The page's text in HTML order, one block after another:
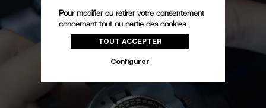
Pour modifier ou retirer votre consentement
concernant tout ou partie des cookies,
cliquez sur « Configurer » ou consultez notre
politique des cookiespour obtenir plus
donnez votre consentement pour l’utilisation
des cookies susmentionnés
TOUT ACCEPTER
Configurer